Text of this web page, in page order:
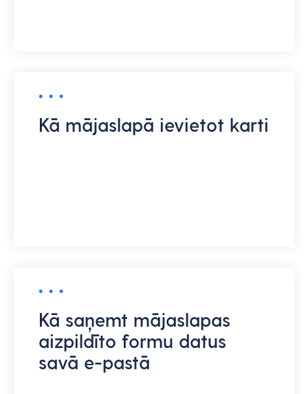
Kā mājaslapā ievietot karti
Kā saņemt mājaslapas
aizpildīto formu datus
savā e-pastā